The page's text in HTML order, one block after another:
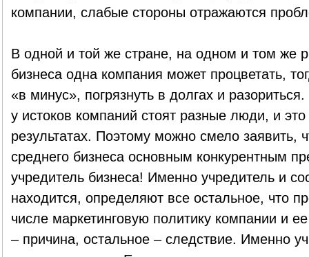
компании, слабые стороны отражаются
В одной и той же стране, на одном и том же
бизнеса одна компания может процветать,
«в минус», погрязнуть в долгах и
у истоков компаний стоят разные люди, и
результатах. Поэтому можно смело заявить,
среднего бизнеса основным конкурентным
учредитель бизнеса! Именно учредитель и
находится, определяют все остальное, что
числе маркетинговую политику компании и
– причина, остальное – следствие. Именно